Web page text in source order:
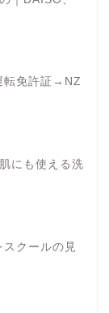
転免許証→NZ
にも使える洗
スクールの見